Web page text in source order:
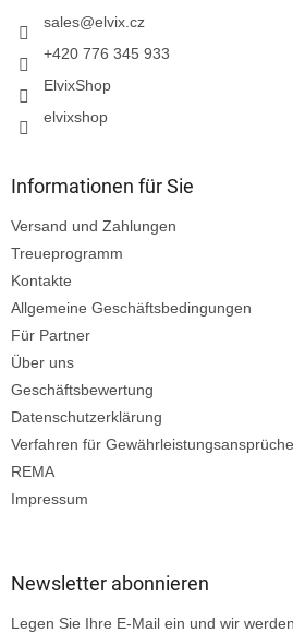
sales@elvix.cz
+420 776 345 933
ElvixShop
elvixshop
Informationen für Sie
Versand und Zahlungen
Treueprogramm
Kontakte
Allgemeine Geschäftsbedingungen
Für Partner
Über uns
Geschäftsbewertung
Datenschutzerklärung
Verfahren für Gewährleistungsansprüche
REMA
Impressum
Newsletter abonnieren
Legen Sie Ihre E-Mail ein und wir